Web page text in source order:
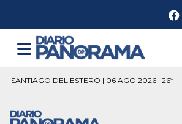
SANTIAGO DEL ESTERO | 06 AGO 2026 | 26º